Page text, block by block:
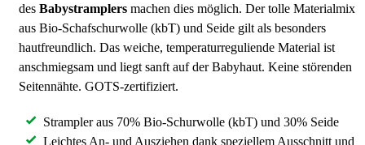
des Babystramplers machen dies möglich. Der tolle Materialmix
aus Bio-Schafschurwolle (kbT) und Seide gilt als besonders
hautfreundlich. Das weiche, temperaturreguliende Material ist
anschmiegsam und liegt sanft auf der Babyhaut. Keine störenden
Seitennähte. GOTS-zertifiziert.
Strampler aus 70% Bio-Schurwolle (kbT) und 30% Seide
Leichtes An- und Ausziehen dank speziellem Ausschnitt und